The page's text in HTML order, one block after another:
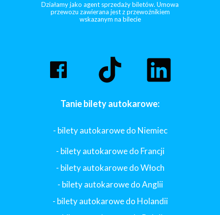
Tanie bilety autokarowe:
- bilety autokarowe do Niemiec
- bilety autokarowe do Francji
- bilety autokarowe do Włoch
- bilety autokarowe do Anglii
- bilety autokarowe do Holandii
Działamy jako agent sprzedaży biletów. Umowa
przewozu zawierana jest z przewoźnikiem
wskazanym na bilecie